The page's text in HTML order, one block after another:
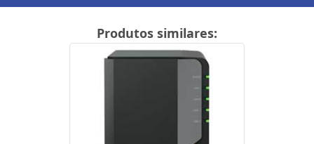
Produtos similares: